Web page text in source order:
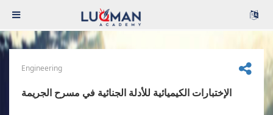
Engineering
الإختبارات الكيميائية للأدلة الجنائية في مسرح الجريمة